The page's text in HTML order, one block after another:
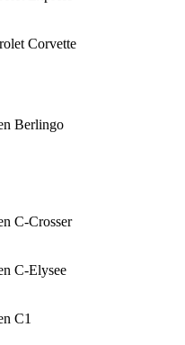
Corvette
Berlingo
C-Crosser
C-Elysee
C1